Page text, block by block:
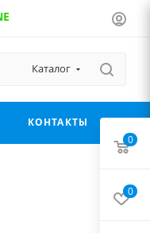
Каталог
КОНТАКТЫ
0
0